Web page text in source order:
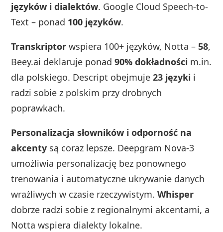
języków i dialektów. Google Cloud Speech-to-
Text – ponad 100 języków.
Transkriptor wspiera 100+ języków, Notta –58,
Beey.ai deklaruje ponad90% dokładności m.in.
dla polskiego. Descript obejmuje23 języki i
radzi sobie z polskim przy drobnych
poprawkach.
Personalizacja słowników i odporność na
akcenty są coraz lepsze. Deepgram Nova-3
umożliwia personalizację bez ponownego
trenowania i automatyczne ukrywanie danych
wrażliwych w czasie rzeczywistym.Whisper
dobrze radzi sobie z regionalnymi akcentami, a
Notta wspiera dialekty lokalne.